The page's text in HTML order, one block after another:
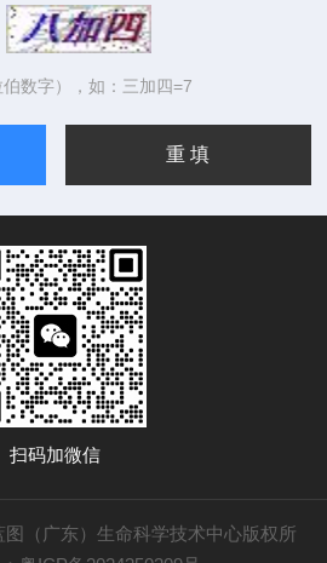
数字），如：三加四=7
扫码加微信
（广东）生命科学技术中心版权所